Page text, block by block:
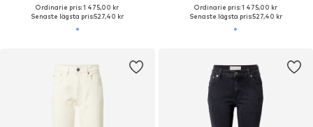
Ordinarie pris: 1 475,00 kr
Senaste lägsta pris:527,40 kr
Ordinarie pris: 1 475,00 kr
Senaste lägsta pris:527,40 kr